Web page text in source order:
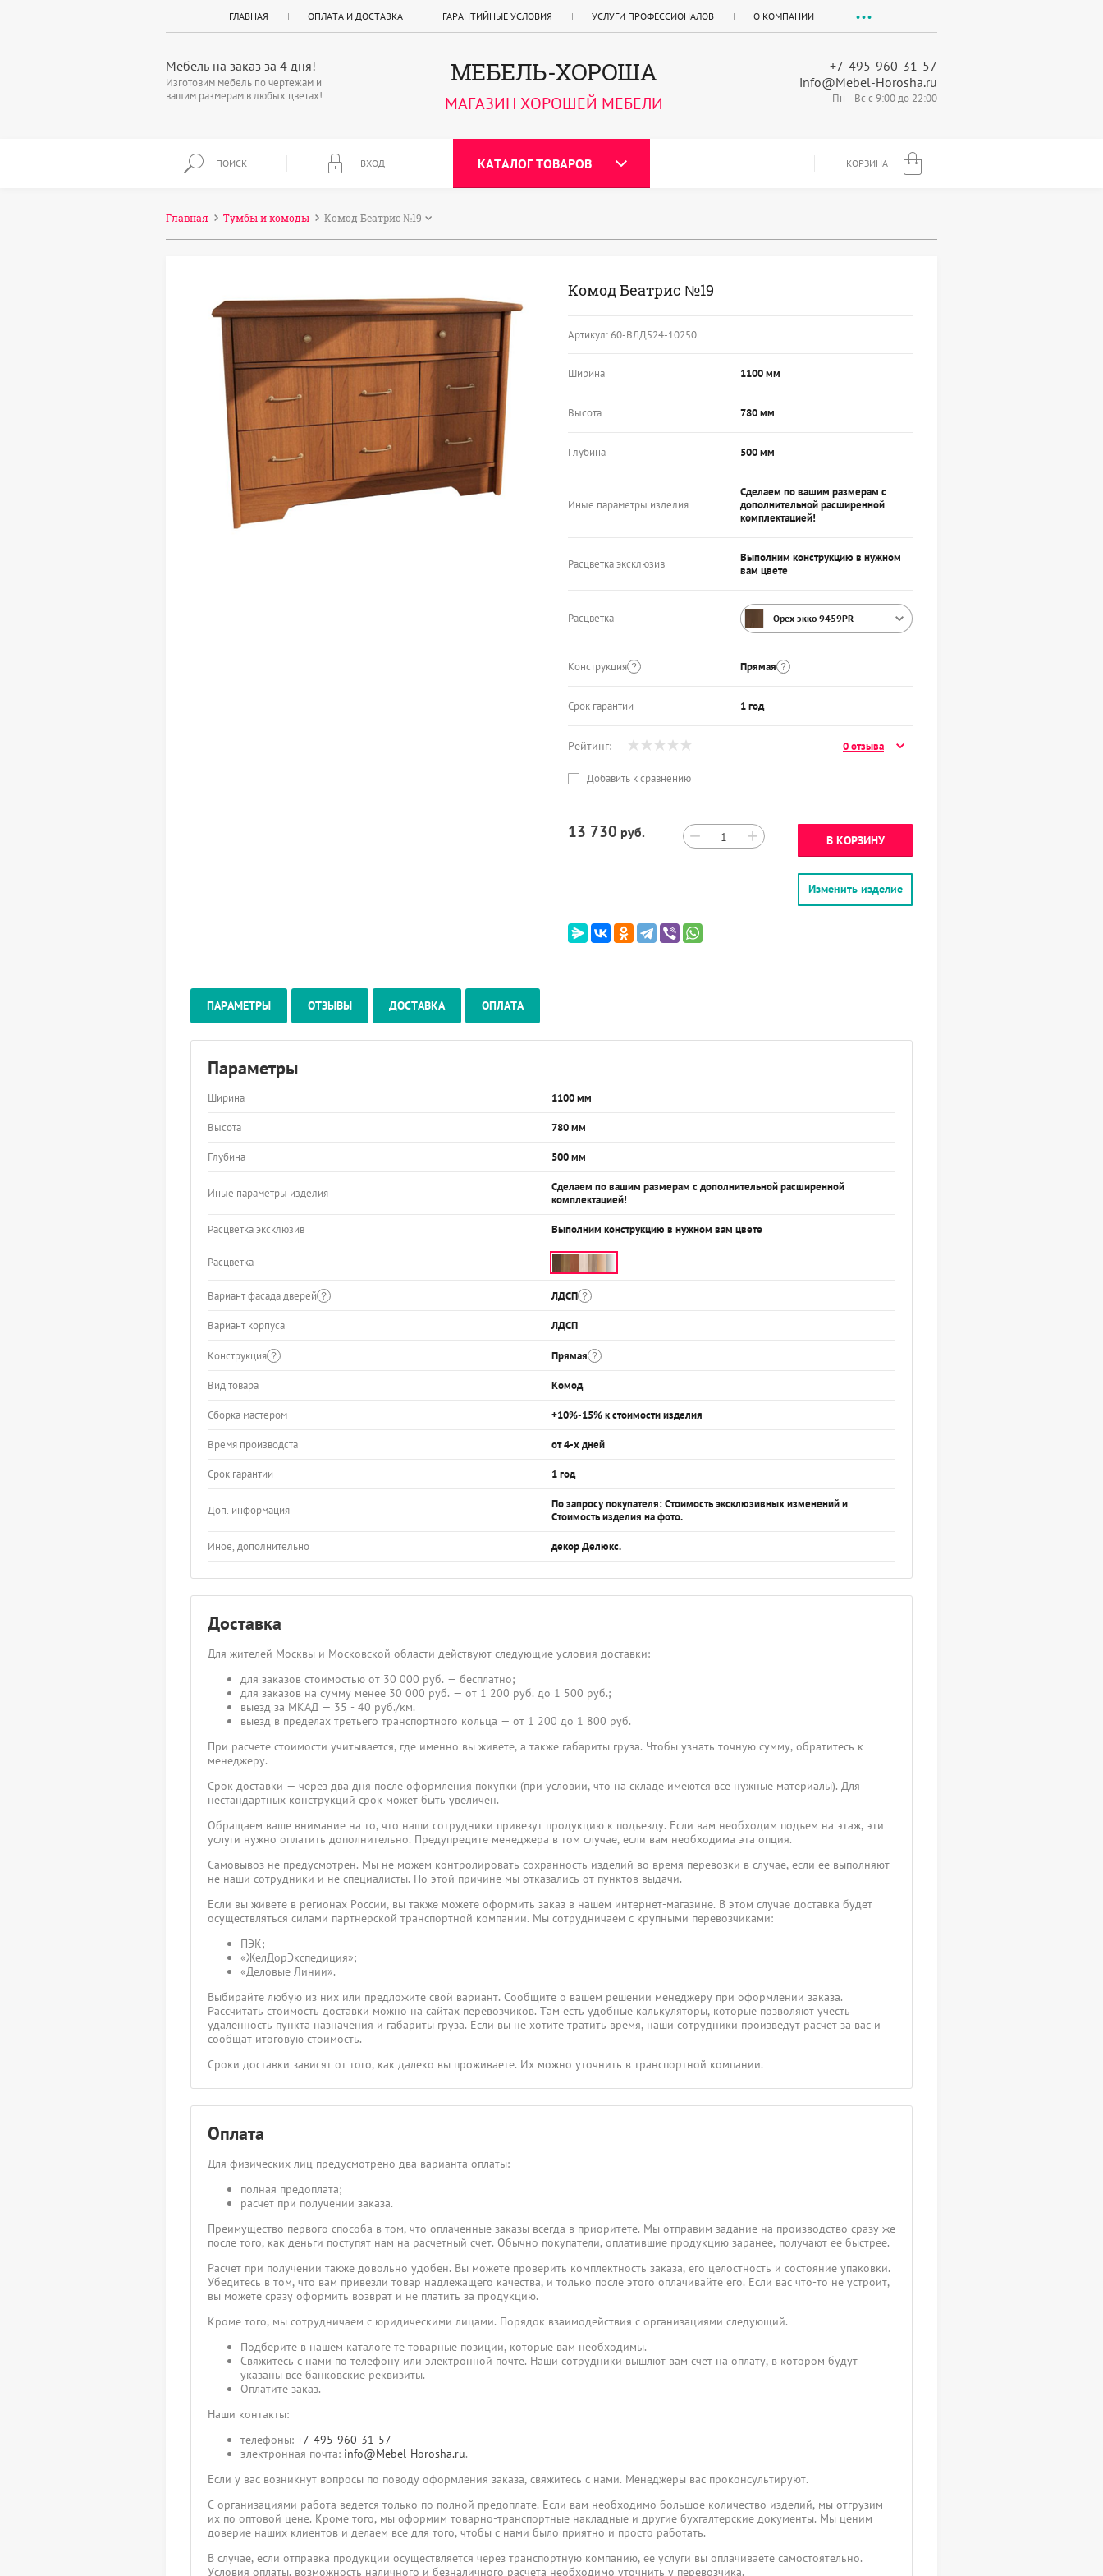
ГЛАВНАЯ ОПЛАТА И ДОСТАВКА ГАРАНТИЙНЫЕ УСЛОВИЯ УСЛУГИ ПРОФЕССИОНАЛОВ О КОМПАНИИ
Мебель на заказ за 4 дня!
Изготовим мебель по чертежам и
вашим размерам в любых цветах!
МЕБЕЛЬ-ХОРОША
МАГАЗИН ХОРОШЕЙ МЕБЕЛИ
+7-495-960-31-57
info@Mebel-Horosha.ru
Пн - Вс с 9:00 до 22:00
ПОИСК ВХОД КАТАЛОГ ТОВАРОВ КОРЗИНА
Главная Тумбы и комоды Комод Беатрис №19
Комод Беатрис №19
Артикул:60-ВЛД524-10250
Ширина 1100 мм
Высота 780 мм
Глубина 500 мм
Иные параметры изделия
Сделаем по вашим размерам с
дополнительной расширенной
комплектацией!
Расцветка эксклюзив
Выполним конструкцию в нужном
вам цвете
Расцветка Орех экко 9459PR
Конструкция Прямая
Срок гарантии 1 год
Рейтинг: 0 отзыва
Добавить к сравнению
13 730 руб. − +
Изменить изделие
В КОРЗИНУ
ПАРАМЕТРЫ ОТЗЫВЫ ДОСТАВКА ОПЛАТА
Параметры
Ширина 1100 мм
Высота 780 мм
Глубина 500 мм
Иные параметры изделия
Сделаем по вашим размерам с дополнительной расширенной
комплектацией!
Расцветка эксклюзив Выполним конструкцию в нужном вам цвете
Расцветка
Вариант фасада дверей ЛДСП
Вариант корпуса ЛДСП
Конструкция Прямая
Вид товара Комод
Сборка мастером +10%-15% к стоимости изделия
Время производста от 4-х дней
Срок гарантии 1 год
Доп. информация
По запросу покупателя: Стоимость эксклюзивных изменений и
Стоимость изделия на фото.
Иное, дополнительно декор Делюкс.
Доставка
Для жителей Москвы и Московской области действуют следующие условия доставки:
для заказов стоимостью от 30 000 руб. — бесплатно;
для заказов на сумму менее 30 000 руб. — от 1 200 руб. до 1 500 руб.;
выезд за МКАД — 35 - 40 руб./км.
выезд в пределах третьего транспортного кольца — от 1 200 до 1 800 руб.
При расчете стоимости учитывается, где именно вы живете, а также габариты груза. Чтобы узнать точную сумму, обратитесь к
менеджеру.
Срок доставки — через два дня после оформления покупки (при условии, что на складе имеются все нужные материалы). Для
нестандартных конструкций срок может быть увеличен.
Обращаем ваше внимание на то, что наши сотрудники привезут продукцию к подъезду. Если вам необходим подъем на этаж, эти
услуги нужно оплатить дополнительно. Предупредите менеджера в том случае, если вам необходима эта опция.
Самовывоз не предусмотрен. Мы не можем контролировать сохранность изделий во время перевозки в случае, если ее выполняют
не наши сотрудники и не специалисты. По этой причине мы отказались от пунктов выдачи.
Если вы живете в регионах России, вы также можете оформить заказ в нашем интернет-магазине. В этом случае доставка будет
осуществляться силами партнерской транспортной компании. Мы сотрудничаем с крупными перевозчиками:
ПЭК;
«ЖелДорЭкспедиция»;
«Деловые Линии».
Выбирайте любую из них или предложите свой вариант. Сообщите о вашем решении менеджеру при оформлении заказа.
Рассчитать стоимость доставки можно на сайтах перевозчиков. Там есть удобные калькуляторы, которые позволяют учесть
удаленность пункта назначения и габариты груза. Если вы не хотите тратить время, наши сотрудники произведут расчет за вас и
сообщат итоговую стоимость.
Сроки доставки зависят от того, как далеко вы проживаете. Их можно уточнить в транспортной компании.
Оплата
Для физических лиц предусмотрено два варианта оплаты:
полная предоплата;
расчет при получении заказа.
Преимущество первого способа в том, что оплаченные заказы всегда в приоритете. Мы отправим задание на производство сразу же
после того, как деньги поступят нам на расчетный счет. Обычно покупатели, оплатившие продукцию заранее, получают ее быстрее.
Расчет при получении также довольно удобен. Вы можете проверить комплектность заказа, его целостность и состояние упаковки.
Убедитесь в том, что вам привезли товар надлежащего качества, и только после этого оплачивайте его. Если вас что-то не устроит,
вы можете сразу оформить возврат и не платить за продукцию.
Кроме того, мы сотрудничаем с юридическими лицами. Порядок взаимодействия с организациями следующий.
Подберите в нашем каталоге те товарные позиции, которые вам необходимы.
Свяжитесь с нами по телефону или электронной почте. Наши сотрудники вышлют вам счет на оплату, в котором будут
указаны все банковские реквизиты.
Оплатите заказ.
Наши контакты:
телефоны: +7-495-960-31-57
электронная почта: info@Mebel-Horosha.ru.
Если у вас возникнут вопросы по поводу оформления заказа, свяжитесь с нами. Менеджеры вас проконсультируют.
С организациями работа ведется только по полной предоплате. Если вам необходимо большое количество изделий, мы отгрузим
их по оптовой цене. Кроме того, мы оформим товарно-транспортные накладные и другие бухгалтерские документы. Мы ценим
доверие наших клиентов и делаем все для того, чтобы с нами было приятно и просто работать.
В случае, если отправка продукции осуществляется через транспортную компанию, ее услуги вы оплачиваете самостоятельно.
Условия оплаты, возможность наличного и безналичного расчета необходимо уточнить у перевозчика.